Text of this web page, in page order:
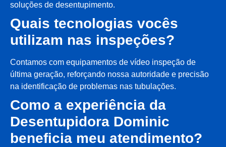
soluções de desentupimento.
Quais tecnologias vocês
utilizam nas inspeções?
Contamos com equipamentos de vídeo inspeção de
última geração, reforçando nossa autoridade e precisão
na identificação de problemas nas tubulações.
Como a experiência da
Desentupidora Dominic
beneficia meu atendimento?